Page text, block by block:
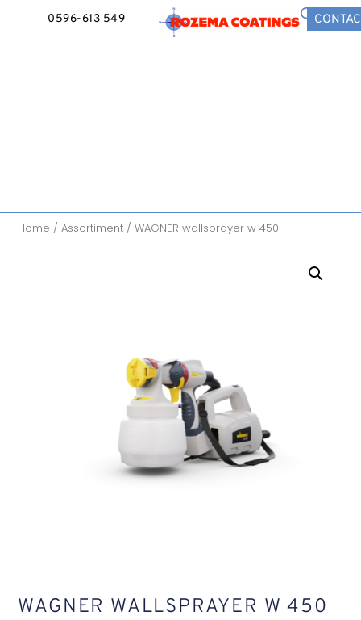
0596-613 549
Home /Assortiment / WAGNER wallsprayer w 450
WAGNER WALLSPRAYER W 450